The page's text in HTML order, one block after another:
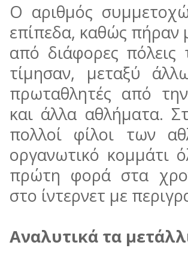
Ο αριθμός
επίπεδα, καθώς πήραν
από διάφορες
τίμησαν, μεταξύ
πρωταθλητές από την
και άλλα αθλήματα.
πολλοί φίλοι των
οργανωτικό κομμάτι
πρώτη φορά στα
στο ίντερνετ με
Αναλυτικά τα